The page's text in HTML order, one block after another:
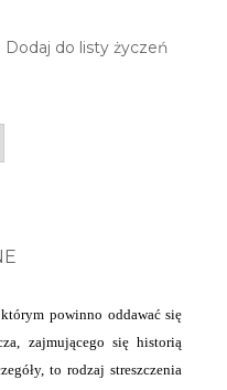
Dodaj do listy życzeń
powinno oddawać się
zajmującego się historią
to rodzaj streszczenia